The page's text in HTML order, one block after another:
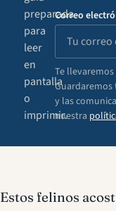
preparada
para
leer
en
pantalla
o
imprimir.
Correo
Te
Guardaremos
y las
nuestra
Estos felinos